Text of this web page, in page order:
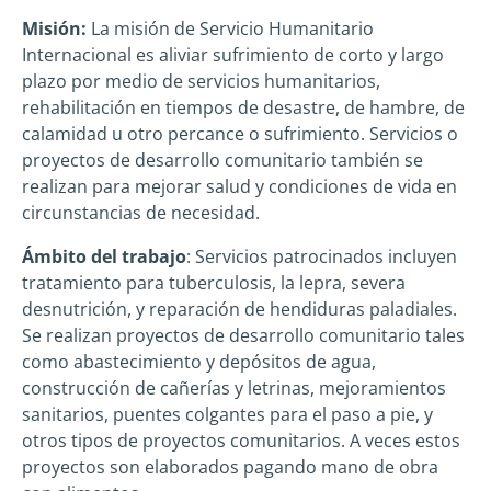
Misión: La misión de Servicio Humanitario
Internacional es aliviar sufrimiento de corto y largo
plazo por medio de servicios humanitarios,
rehabilitación en tiempos de desastre, de hambre, de
calamidad u otro percance o sufrimiento. Servicios o
proyectos de desarrollo comunitario también se
realizan para mejorar salud y condiciones de vida en
circunstancias de necesidad.
Ámbito del trabajo: Servicios patrocinados incluyen
tratamiento para tuberculosis, la lepra, severa
desnutrición, y reparación de hendiduras paladiales.
Se realizan proyectos de desarrollo comunitario tales
como abastecimiento y depósitos de agua,
construcción de cañerías y letrinas, mejoramientos
sanitarios, puentes colgantes para el paso a pie, y
otros tipos de proyectos comunitarios. A veces estos
proyectos son elaborados pagando mano de obra